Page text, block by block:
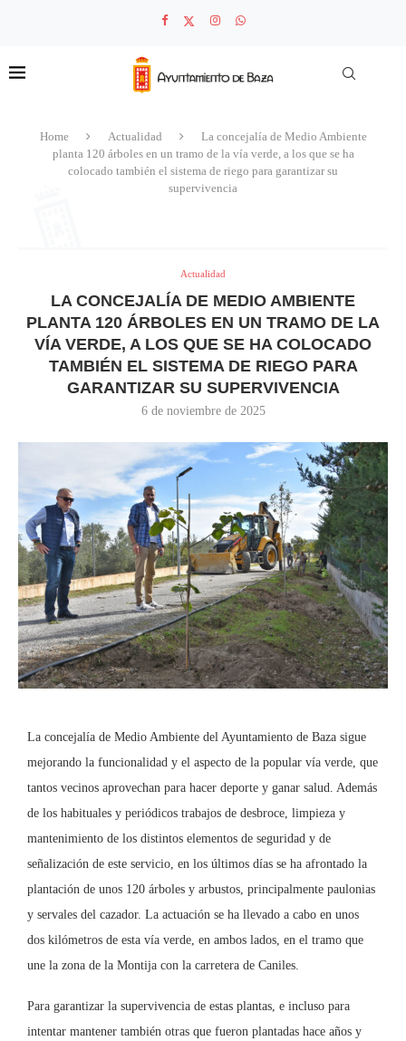
Home Actualidad
La concejalía de Medio Ambiente
planta 120 árboles en un tramo de la vía verde, a los que se ha
colocado también el sistema de riego para garantizar su
supervivencia
Actualidad
LA CONCEJALÍA DE MEDIO AMBIENTE
PLANTA 120 ÁRBOLES EN UN TRAMO DE LA
VÍA VERDE, A LOS QUE SE HA COLOCADO
TAMBIÉN EL SISTEMA DE RIEGO PARA
GARANTIZAR SU SUPERVIVENCIA
6 de noviembre de 2025
La concejalía de Medio Ambiente del Ayuntamiento de Baza sigue
mejorando la funcionalidad y el aspecto de la popular vía verde, que
tantos vecinos aprovechan para hacer deporte y ganar salud. Además
de los habituales y periódicos trabajos de desbroce, limpieza y
mantenimiento de los distintos elementos de seguridad y de
señalización de este servicio, en los últimos días se ha afrontado la
plantación de unos 120 árboles y arbustos, principalmente paulonias
y servales del cazador. La actuación se ha llevado a cabo en unos
dos kilómetros de esta vía verde, en ambos lados, en el tramo que
une la zona de la Montija con la carretera de Caniles.
Para garantizar la supervivencia de estas plantas, e incluso para
intentar mantener también otras que fueron plantadas hace años y